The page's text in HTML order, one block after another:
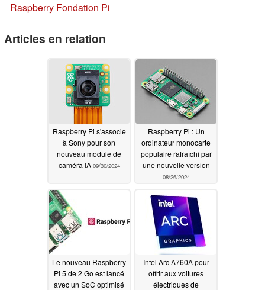
Raspberry Fondation Pi
Articles en relation
Raspberry Pi s'associe
à Sony pour son
nouveau module de
caméra IA 09/30/2024
Raspberry Pi : Un
ordinateur monocarte
populaire rafraîchi par
une nouvelle version
08/26/2024
Le nouveau Raspberry
Pi 5 de 2 Go est lancé
avec un SoC optimisé
Intel Arc A760A pour
offrir aux voitures
électriques de